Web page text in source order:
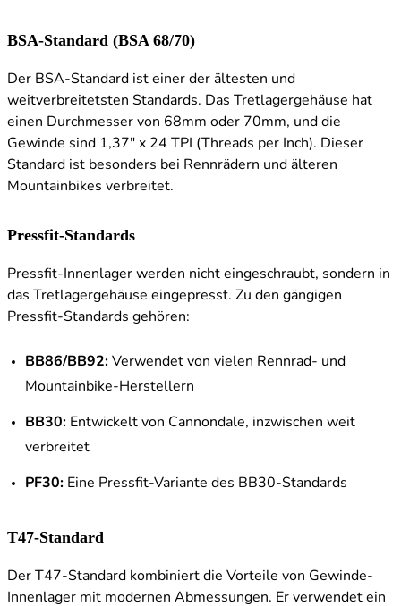
BSA-Standard (BSA 68/70)
Der BSA-Standard ist einer der ältesten und
weitverbreitetsten Standards. Das Tretlagergehäuse hat
einen Durchmesser von 68mm oder 70mm, und die
Gewinde sind 1,37" x 24 TPI (Threads per Inch). Dieser
Standard ist besonders bei Rennrädern und älteren
Mountainbikes verbreitet.
Pressfit-Standards
Pressfit-Innenlager werden nicht eingeschraubt, sondern in
das Tretlagergehäuse eingepresst. Zu den gängigen
Pressfit-Standards gehören:
BB86/BB92: Verwendet von vielen Rennrad- und
Mountainbike-Herstellern
BB30: Entwickelt von Cannondale, inzwischen weit
verbreitet
PF30: Eine Pressfit-Variante des BB30-Standards
T47-Standard
Der T47-Standard kombiniert die Vorteile von Gewinde-
Innenlager mit modernen Abmessungen. Er verwendet ein